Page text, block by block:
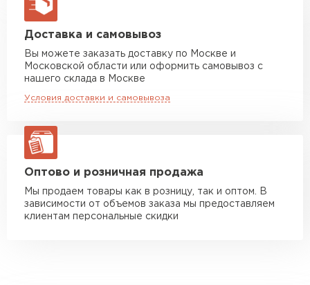
макс. длина груза 13,5 м
Манипулятор до 5 тн
Манипулятор до 10 тн
макс. длина груза 8 м
макс. длина груза 13,5 м
ЗАКАЗАТЬ С ДОСТАВКОЙ
Доставка и самовывоз
Вы можете заказать доставку по Москве и
Московской области или оформить самовывоз с
нашего склада в Москве
Условия доставки и самовывоза
Оптово и розничная продажа
Мы продаем товары как в розницу, так и оптом. В
зависимости от объемов заказа мы предоставляем
клиентам персональные скидки